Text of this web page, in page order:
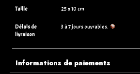
Taille 25 x 10 cm
Délais de
livraison
3 à 7 jours ouvrables.
Informations de paiements